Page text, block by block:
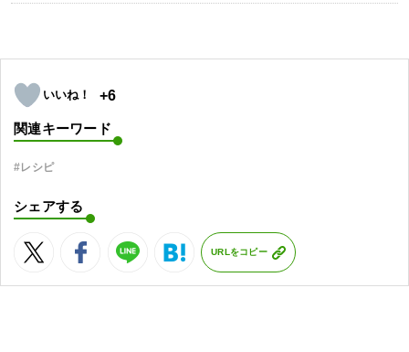
+6
関連キーワード
#レシピ
シェアする
URLをコピー